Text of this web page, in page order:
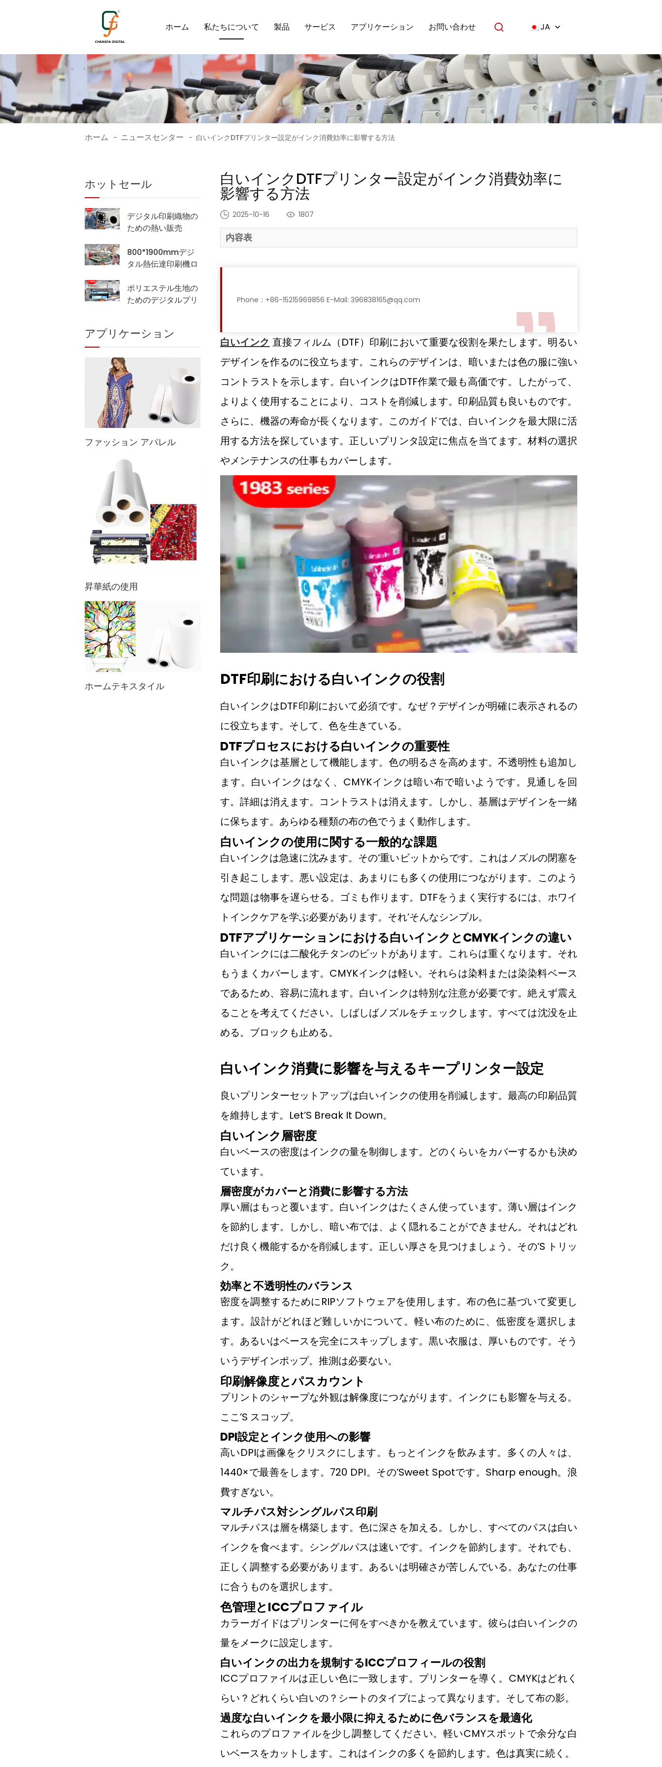
JA
ホーム 私たちについて 製品 サービス アプリケーション お問い合わせ
ホーム - ニュースセンター - 白いインクDTFプリンター設定がインク消費効率に影響する方法
ホットセール
デジタル印刷織物の
ための熱い販売
の熱伝達紙
800*1900mmデジ
タル熱伝達印刷機ロ
ポリエステル生地の
ためのデジタルプリ
アプリケーション
ファッション アパレル
昇華紙の使用
ホームテキスタイル
白いインクDTFプリンター設定がインク消費効率に
影響する方法
2025-10-16 1807
内容表
Phone：+86-15215969856 E-Mail: 396838165@qq.com
白いインク 直接フィルム（DTF）印刷において重要な役割を果たします。明るい
デザインを作るのに役立ちます。これらのデザインは、暗いまたは色の服に強い
コントラストを示します。白いインクはDTF作業で最も高価です。したがって、
よりよく使用することにより、コストを削減します。印刷品質も良いものです。
さらに、機器の寿命が長くなります。このガイドでは、白いインクを最大限に活
用する方法を探しています。正しいプリンタ設定に焦点を当てます。材料の選択
やメンテナンスの仕事もカバーします。
DTF印刷における白いインクの役割
白いインクはDTF印刷において必須です。なぜ？デザインが明確に表示されるの
に役立ちます。そして、色を生きている。
DTFプロセスにおける白いインクの重要性
白いインクは基層として機能します。色の明るさを高めます。不透明性も追加し
ます。白いインクはなく、CMYKインクは暗い布で暗いようです。見通しを回
す。詳細は消えます。コントラストは消えます。しかし、基層はデザインを一緒
に保ちます。あらゆる種類の布の色でうまく動作します。
白いインクの使用に関する一般的な課題
白いインクは急速に沈みます。その’重いビットからです。これはノズルの閉塞を
引き起こします。悪い設定は、あまりにも多くの使用につながります。このよう
な問題は物事を遅らせる。ゴミも作ります。DTFをうまく実行するには、ホワイ
トインクケアを学ぶ必要があります。それ’そんなシンプル。
DTFアプリケーションにおける白いインクとCMYKインクの違い
白いインクには二酸化チタンのビットがあります。これらは重くなります。それ
もうまくカバーします。CMYKインクは軽い。それらは染料または染染料ベース
であるため、容易に流れます。白いインクは特別な注意が必要です。絶えず震え
ることを考えてください。しばしばノズルをチェックします。すべては沈没を止
める。ブロックも止める。
白いインク消費に影響を与えるキープリンター設定
良いプリンターセットアップは白いインクの使用を削減します。最高の印刷品質
を維持します。Let’S Break It Down。
白いインク層密度
白いベースの密度はインクの量を制御します。どのくらいをカバーするかも決め
ています。
層密度がカバーと消費に影響する方法
厚い層はもっと覆います。白いインクはたくさん使っています。薄い層はインク
を節約します。しかし、暗い布では、よく隠れることができません。それはどれ
だけ良く機能するかを削減します。正しい厚さを見つけましょう。その’S トリッ
ク。
効率と不透明性のバランス
密度を調整するためにRIPソフトウェアを使用します。布の色に基づいて変更し
ます。設計がどれほど難しいかについて。軽い布のために、低密度を選択しま
す。あるいはベースを完全にスキップします。黒い衣服は、厚いものです。そう
いうデザインポップ。推測は必要ない。
印刷解像度とパスカウント
プリントのシャープな外観は解像度につながります。インクにも影響を与える。
ここ’S スコップ。
DPI設定とインク使用への影響
高いDPIは画像をクリスクにします。もっとインクを飲みます。多くの人々は、
1440×で最善をします。720 DPI。その’Sweet Spotです。Sharp enough。浪
費すぎない。
マルチパス対シングルパス印刷
マルチパスは層を構築します。色に深さを加える。しかし、すべてのパスは白い
インクを食べます。シングルパスは速いです。インクを節約します。それでも、
正しく調整する必要があります。あるいは明確さが苦しんでいる。あなたの仕事
に合うものを選択します。
色管理とICCプロファイル
カラーガイドはプリンターに何をすべきかを教えています。彼らは白いインクの
量をメークに設定します。
白いインクの出力を規制するICCプロフィールの役割
ICCプロファイルは正しい色に一致します。プリンターを導く。CMYKはどれく
らい？どれくらい白いの？シートのタイプによって異なります。そして布の影。
過度な白いインクを最小限に抑えるために色バランスを最適化
これらのプロファイルを少し調整してください。軽いCMYスポットで余分な白
いベースをカットします。これはインクの多くを節約します。色は真実に続く。